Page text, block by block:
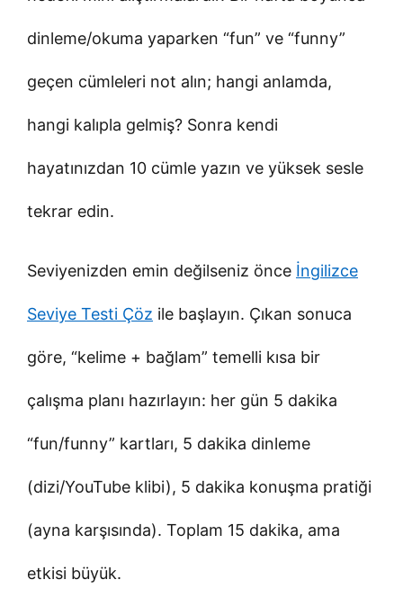
dinleme/okuma yaparken “fun” ve “funny”
geçen cümleleri not alın; hangi anlamda,
hangi kalıpla gelmiş? Sonra kendi
hayatınızdan 10 cümle yazın ve yüksek sesle
tekrar edin.
Seviyenizden emin değilseniz önce İngilizce
Seviye Testi Çöz ile başlayın. Çıkan sonuca
göre, “kelime + bağlam” temelli kısa bir
çalışma planı hazırlayın: her gün 5 dakika
“fun/funny” kartları, 5 dakika dinleme
(dizi/YouTube klibi), 5 dakika konuşma pratiği
(ayna karşısında). Toplam 15 dakika, ama
etkisi büyük.